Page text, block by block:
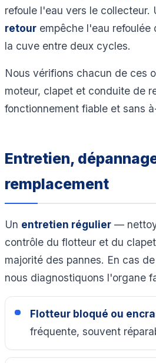
refoule l'eau vers le collecteur.
retour empêche l'eau refoulée
la cuve entre deux cycles.
Nous vérifions chacun de ces
moteur, clapet et conduite de
fonctionnement fiable et sans
Entretien,
remplacement
Un entretien régulier —
contrôle du flotteur et du
majorité des pannes. En cas
nous diagnostiquons l'organe
Flotteur bloqué ou
fréquente, souvent